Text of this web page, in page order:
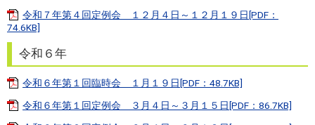
令和７年第４回定例会 １２月４日～１２月１９日[PDF：
74.6KB]
令和６年
令和６年第１回臨時会 １月１９日[PDF：48.7KB]
令和６年第１回定例会 ３月４日～３月１５日[PDF：86.7KB]